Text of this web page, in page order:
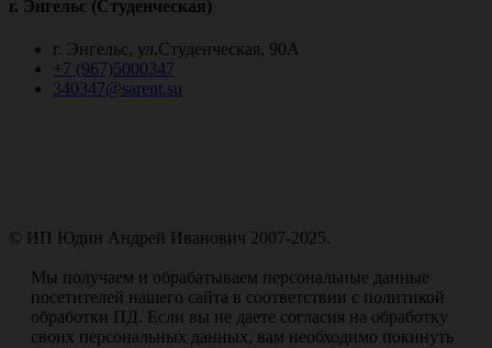
г. Энгельс (Студенческая)
г. Энгельс, ул.Студенческая, 90А
+7 (967)5000347
340347@sarent.su
© ИП Юдин Андрей Иванович 2007-2025.
Мы получаем и обрабатываем персональные данные
посетителей нашего сайта в соответствии с политикой
обработки ПД. Если вы не даете согласия на обработку
своих персональных данных, вам необходимо покинуть